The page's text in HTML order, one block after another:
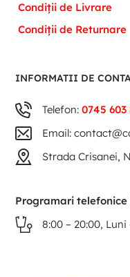
Condiții de Livrare
Condiții de Returnare
INFORMATII DE
Telefon:0745 603
Email:
Strada Crisanei,
Programari telefonice
8:00 – 20:00,